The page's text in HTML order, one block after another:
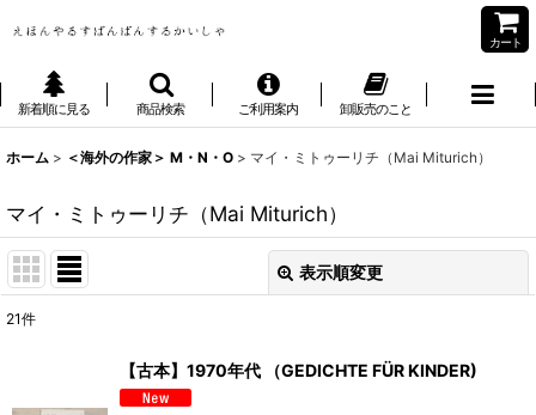
カート
新着順に見る 商品検索 ご利用案内 卸販売のこと
ホーム > ＜海外の作家＞ M・N・O > マイ・ミトゥーリチ（Mai Miturich）
マイ・ミトゥーリチ（Mai Miturich）
表示順変更
並び順:
21件
【古本】1970年代 （GEDICHTE FÜR KINDER)